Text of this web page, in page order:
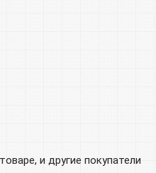
и другие покупатели